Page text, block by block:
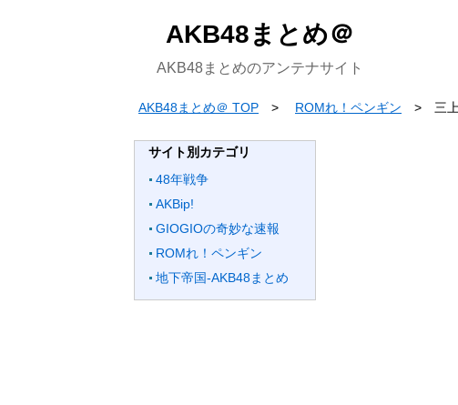
AKB48まとめ＠
AKB48まとめのアンテナサイト
AKB48まとめ＠ TOP ROMれ！ペンギン 三
サイト別カテゴリ
48年戦争
AKBip!
GIOGIOの奇妙な速報
ROMれ！ペンギン
地下帝国-AKB48まとめ